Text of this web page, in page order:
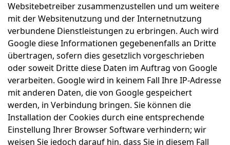
Websitebetreiber zusammenzustellen und um weitere
mit der Websitenutzung und der Internetnutzung
verbundene Dienstleistungen zu erbringen. Auch wird
Google diese Informationen gegebenenfalls an Dritte
übertragen, sofern dies gesetzlich vorgeschrieben
oder soweit Dritte diese Daten im Auftrag von Google
verarbeiten. Google wird in keinem Fall Ihre IP-Adresse
mit anderen Daten, die von Google gespeichert
werden, in Verbindung bringen. Sie können die
Installation der Cookies durch eine entsprechende
Einstellung Ihrer Browser Software verhindern; wir
weisen Sie jedoch darauf hin, dass Sie in diesem Fall